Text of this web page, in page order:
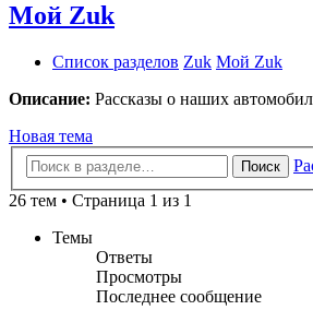
Мой Zuk
Список разделов Zuk Мой Zuk
Описание: Рассказы о наших
Новая тема
Поиск
26 тем • Страница 1 из 1
Темы
Ответы
Просмотры
Последнее сообщение